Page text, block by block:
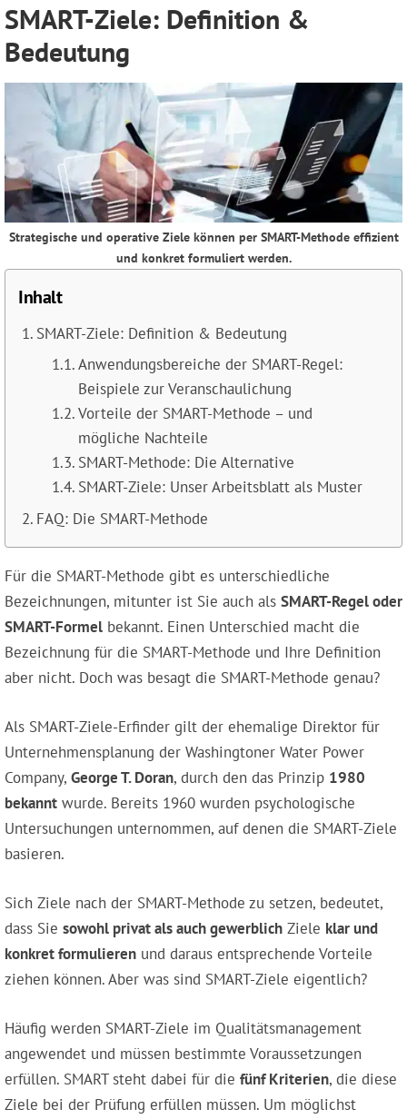
SMART-Ziele: Definition &
Bedeutung
Strategische und operative Ziele können per SMART-Methode effizient
und konkret formuliert werden.
Inhalt
SMART-Ziele: Definition & Bedeutung
Anwendungsbereiche der SMART-Regel:
Beispiele zur Veranschaulichung
Vorteile der SMART-Methode – und
mögliche Nachteile
SMART-Methode: Die Alternative
SMART-Ziele: Unser Arbeitsblatt als Muster
FAQ: Die SMART-Methode
Für die SMART-Methode gibt es unterschiedliche
Bezeichnungen, mitunter ist Sie auch als SMART-Regel oder
SMART-Formel bekannt. Einen Unterschied macht die
Bezeichnung für die SMART-Methode und Ihre Definition
aber nicht. Doch was besagt die SMART-Methode genau?
Als SMART-Ziele-Erfinder gilt der ehemalige Direktor für
Unternehmensplanung der Washingtoner Water Power
Company, George T. Doran, durch den das Prinzip 1980
bekannt wurde. Bereits 1960 wurden psychologische
Untersuchungen unternommen, auf denen die SMART-Ziele
basieren.
Sich Ziele nach der SMART-Methode zu setzen, bedeutet,
dass Sie sowohl privat als auch gewerblich Ziele klar und
konkret formulieren und daraus entsprechende Vorteile
ziehen können. Aber was sind SMART-Ziele eigentlich?
Häufig werden SMART-Ziele im Qualitätsmanagement
angewendet und müssen bestimmte Voraussetzungen
erfüllen. SMART steht dabei für die fünf Kriterien, die diese
Ziele bei der Prüfung erfüllen müssen. Um möglichst